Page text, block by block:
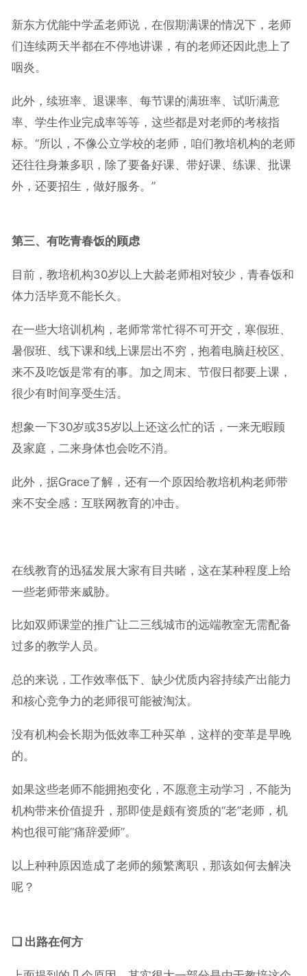
新东方优能中学孟老师说，在假期满课的情况下，老师
们连续两天半都在不停地讲课，有的老师还因此患上了
咽炎。
此外，续班率、退课率、每节课的满班率、试听满意
率、学生作业完成率等等，这些都是对老师的考核指
标。“所以，不像公立学校的老师，咱们教培机构的老师
还往往身兼多职，除了要备好课、带好课、练课、批课
外，还要招生，做好服务。”
第三、有吃青春饭的顾虑
目前，教培机构30岁以上大龄老师相对较少，青春饭和
体力活毕竟不能长久。
在一些大培训机构，老师常常忙得不可开交，寒假班、
暑假班、线下课和线上课层出不穷，抱着电脑赶校区、
来不及吃饭是常有的事。加之周末、节假日都要上课，
很少有时间享受生活。
想象一下30岁或35岁以上还这么忙的话，一来无暇顾
及家庭，二来身体也会吃不消。
此外，据Grace了解，还有一个原因给教培机构老师带
来不安全感：互联网教育的冲击。
在线教育的迅猛发展大家有目共睹，这在某种程度上给
一些老师带来威胁。
比如双师课堂的推广让二三线城市的远端教室无需配备
过多的教学人员。
总的来说，工作效率低下、缺少优质内容持续产出能力
和核心竞争力的老师很可能被淘汰。
没有机构会长期为低效率工种买单，这样的变革是早晚
的。
如果这些老师不能拥抱变化，不愿意主动学习，不能为
机构带来价值提升，那即使是颇有资质的“老”老师，机
构也很可能“痛辞爱师”。
以上种种原因造成了老师的频繁离职，那该如何去解决
呢？
❑ 出路在何方